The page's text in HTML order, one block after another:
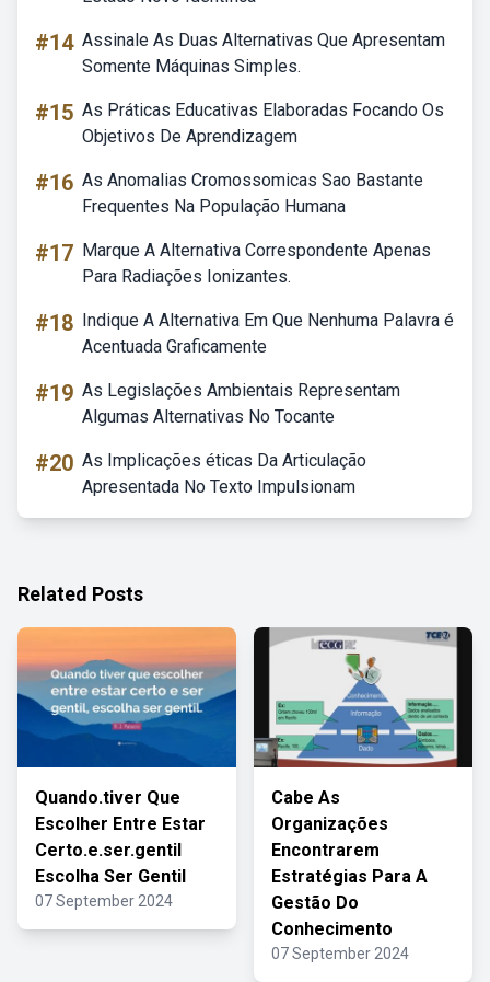
#14 Assinale As Duas Alternativas Que Apresentam
Somente Máquinas Simples.
#15 As Práticas Educativas Elaboradas Focando Os
Objetivos De Aprendizagem
#16 As Anomalias Cromossomicas Sao Bastante
Frequentes Na População Humana
#17 Marque A Alternativa Correspondente Apenas
Para Radiações Ionizantes.
#18 Indique A Alternativa Em Que Nenhuma Palavra é
Acentuada Graficamente
#19 As Legislações Ambientais Representam
Algumas Alternativas No Tocante
#20 As Implicações éticas Da Articulação
Apresentada No Texto Impulsionam
Related Posts
Quando.tiver Que
Escolher Entre Estar
Certo.e.ser.gentil
Escolha Ser Gentil
07 September 2024
Cabe As
Organizações
Encontrarem
Estratégias Para A
Gestão Do
Conhecimento
07 September 2024